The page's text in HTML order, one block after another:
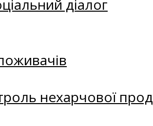
діалог
нехарчової